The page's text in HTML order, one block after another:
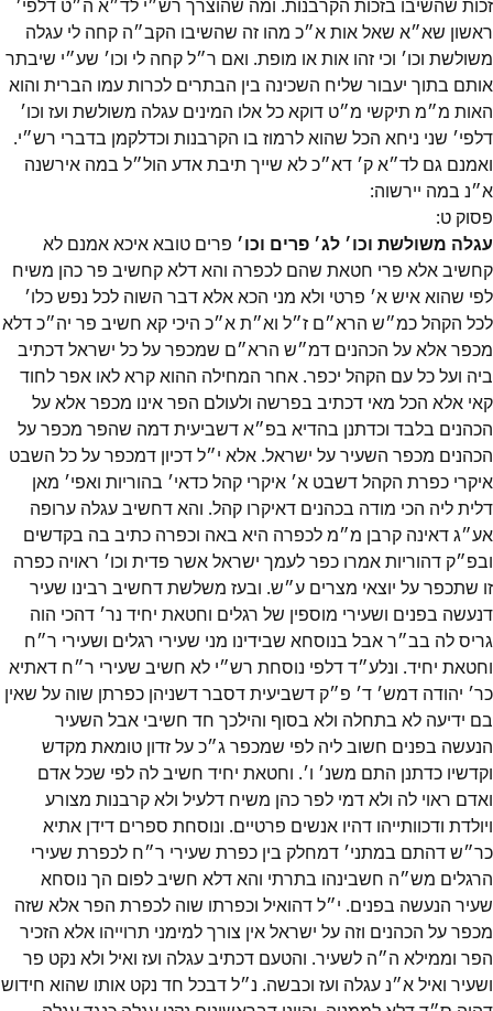
זכות שהשיבו בזכות הקרבנות. ומה שהוצרך רש״י לד״א ה״ט דלפי׳
ראשון שא״א שאל אות א״כ מהו זה שהשיבו הקב״ה קחה לי עגלה
משולשת וכו׳ וכי זהו אות או מופת. ואם ר״ל קחה לי וכו׳ שע״י שיבתר
אותם בתוך יעבור שליח השכינה בין הבתרים לכרות עמו הברית והוא
האות מ״מ תיקשי מ״ט דוקא כל אלו המינים עגלה משולשת ועז וכו׳
דלפי׳ שני ניחא הכל שהוא לרמוז בו הקרבנות וכדלקמן בדברי רש״י.
ואמנם גם לד״א ק׳ דא״כ לא שייך תיבת אדע הול״ל במה אירשנה
א״נ במה יירשוה:
פסוק ט:
עגלה משולשת וכו׳ לג׳ פרים וכו׳ פרים טובא איכא אמנם לא
קחשיב אלא פרי חטאת שהם לכפרה והא דלא קחשיב פר כהן משיח
לפי שהוא איש א׳ פרטי ולא מני הכא אלא דבר השוה לכל נפש כלו׳
לכל הקהל כמ״ש הרא״ם ז״ל וא״ת א״כ היכי קא חשיב פר יה״כ דלא
מכפר אלא על הכהנים דמ״ש הרא״ם שמכפר על כל ישראל דכתיב
ביה ועל כל עם הקהל יכפר. אחר המחילה ההוא קרא לאו אפר לחוד
קאי אלא הכל מאי דכתיב בפרשה ולעולם הפר אינו מכפר אלא על
הכהנים בלבד וכדתנן בהדיא בפ״א דשביעית דמה שהפר מכפר על
הכהנים מכפר השעיר על ישראל. אלא י״ל דכיון דמכפר על כל השבט
איקרי כפרת הקהל דשבט א׳ איקרי קהל כדאי׳ בהוריות ואפי׳ מאן
דלית ליה הכי מודה בכהנים דאיקרו קהל. והא דחשיב עגלה ערופה
אע״ג דאינה קרבן מ״מ לכפרה היא באה וכפרה כתיב בה בקדשים
ובפ״ק דהוריות אמרו כפר לעמך ישראל אשר פדית וכו׳ ראויה כפרה
זו שתכפר על יוצאי מצרים ע״ש. ובעז משלשת דחשיב רבינו שעיר
דנעשה בפנים ושעירי מוספין של רגלים וחטאת יחיד נר׳ דהכי הוה
גריס לה בב״ר אבל בנוסחא שבידינו מני שעירי רגלים ושעירי ר״ח
וחטאת יחיד. ונלע״ד דלפי נוסחת רש״י לא חשיב שעירי ר״ח דאתיא
כר׳ יהודה דמש׳ ד׳ פ״ק דשביעית דסבר דשניהן כפרתן שוה על שאין
בם ידיעה לא בתחלה ולא בסוף והילכך חד חשיבי אבל השעיר
הנעשה בפנים חשוב ליה לפי שמכפר ג״כ על זדון טומאת מקדש
וקדשיו כדתנן התם משנ׳ ו׳. וחטאת יחיד חשיב לה לפי שכל אדם
ואדם ראוי לה ולא דמי לפר כהן משיח דלעיל ולא קרבנות מצורע
ויולדת ודכוותייהו דהיו אנשים פרטיים. ונוסחת ספרים דידן אתיא
כר״ש דהתם במתני׳ דמחלק בין כפרת שעירי ר״ח לכפרת שעירי
הרגלים מש״ה חשבינהו בתרתי והא דלא חשיב לפום הך נוסחא
שעיר הנעשה בפנים. י״ל דהואיל וכפרתו שוה לכפרת הפר אלא שזה
מכפר על הכהנים וזה על ישראל אין צורך למימני תרוייהו אלא הזכיר
הפר וממילא ה״ה לשעיר. והטעם דכתיב עגלה ועז ואיל ולא נקט פר
ושעיר ואיל א״נ עגלה ועז וכבשה. נ״ל דבכל חד נקט אותו שהוא חידוש